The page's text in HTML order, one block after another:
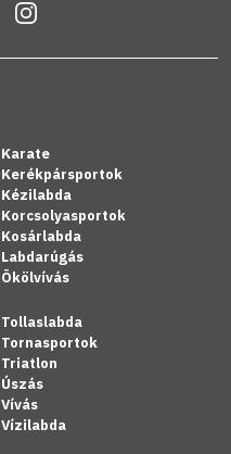
Karate
Kerékpársportok
Kézilabda
Korcsolyasportok
Kosárlabda
Labdarúgás
Ökölvívás
Tollaslabda
Tornasportok
Triatlon
Úszás
Vívás
Vízilabda